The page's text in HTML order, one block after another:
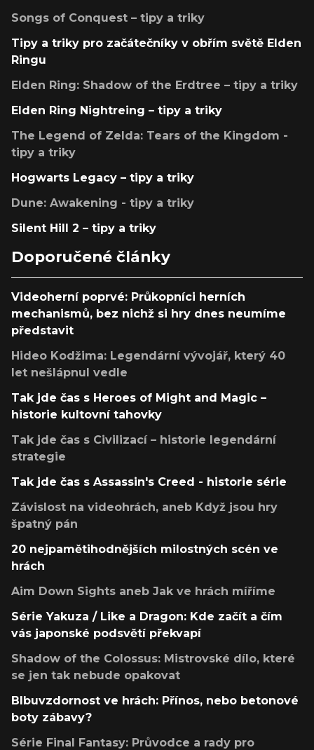
Songs of Conquest – tipy a triky
Tipy a triky pro začátečníky v obřím světě Elden
Ringu
Elden Ring: Shadow of the Erdtree – tipy a triky
Elden Ring Nightreing – tipy a triky
The Legend of Zelda: Tears of the Kingdom -
tipy a triky
Hogwarts Legacy – tipy a triky
Dune: Awakening - tipy a triky
Silent Hill 2 – tipy a triky
Doporučené články
Videoherní poprvé: Průkopníci herních
mechanismů, bez nichž si hry dnes neumíme
představit
Hideo Kodžima: Legendární vývojář, který 40
let nešlápnul vedle
Tak jde čas s Heroes of Might and Magic –
historie kultovní tahovky
Tak jde čas s Civilizací – historie legendární
strategie
Tak jde čas s Assassin's Creed - historie série
Závislost na videohrách, aneb Když jsou hry
špatný pán
20 nejpamětihodnějších milostných scén ve
hrách
Aim Down Sights aneb Jak ve hrách míříme
Série Yakuza / Like a Dragon: Kde začít a čím
vás japonské podsvětí překvapí
Shadow of the Colossus: Mistrovské dílo, které
se jen tak nebude opakovat
Blbuvzdornost ve hrách: Přínos, nebo betonové
boty zábavy?
Série Final Fantasy: Průvodce a rady pro